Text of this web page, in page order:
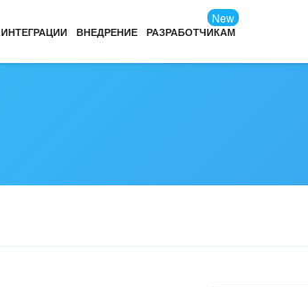
ИНТЕГРАЦИИ ВНЕДРЕНИЕ РАЗРАБОТЧИКАМ
New